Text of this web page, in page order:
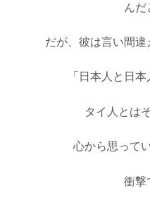
んだ
だが、彼は言い間違
「日本人と日
タイ人とは
心から思って
衝撃